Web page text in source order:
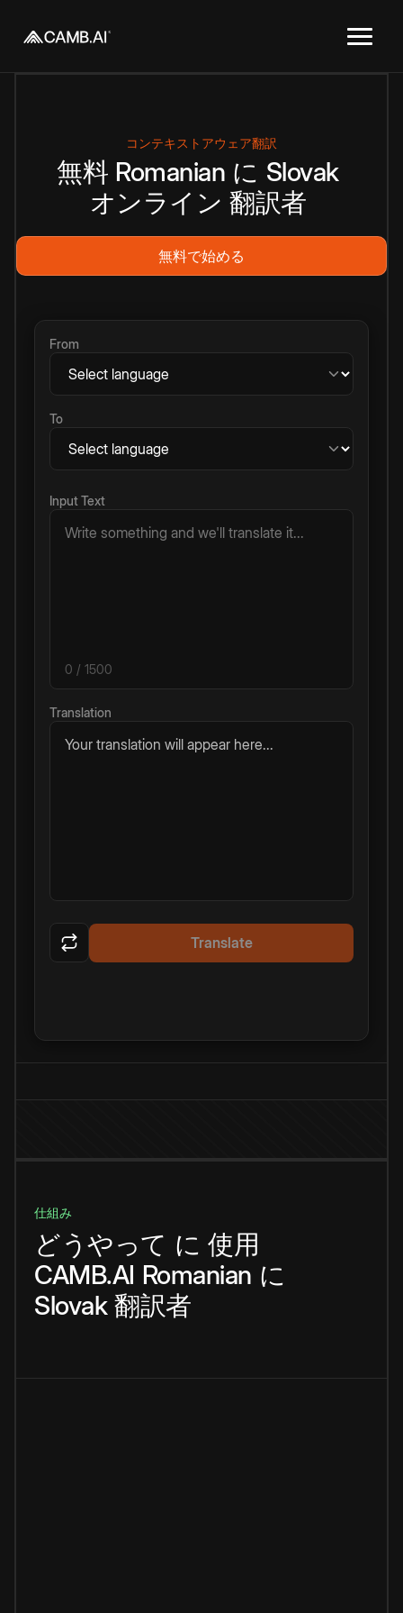
コンテキストアウェア翻訳
無料 Romanian に Slovak
オンライン 翻訳者
無料で始める
From
To
Input Text
0 / 1500
Translation
Your translation will appear here...
Translate
仕組み
どうやって に 使用
CAMB.AI Romanian に
Slovak 翻訳者